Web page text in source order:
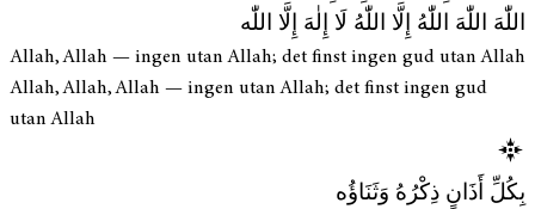
اللّٰهَ اللّٰهَ اللّٰهُ إِلَّا اللّٰهُ لَا إِلٰهَ إِلَّا اللّٰه
Allah, Allah — ingen utan Allah; det finst ingen gud utan Allah
Allah, Allah, Allah — ingen utan Allah; det finst ingen gud
utan Allah
بِكُلِّ أَذَانٍ ذِكْرُهُ وَثَنَاؤُه